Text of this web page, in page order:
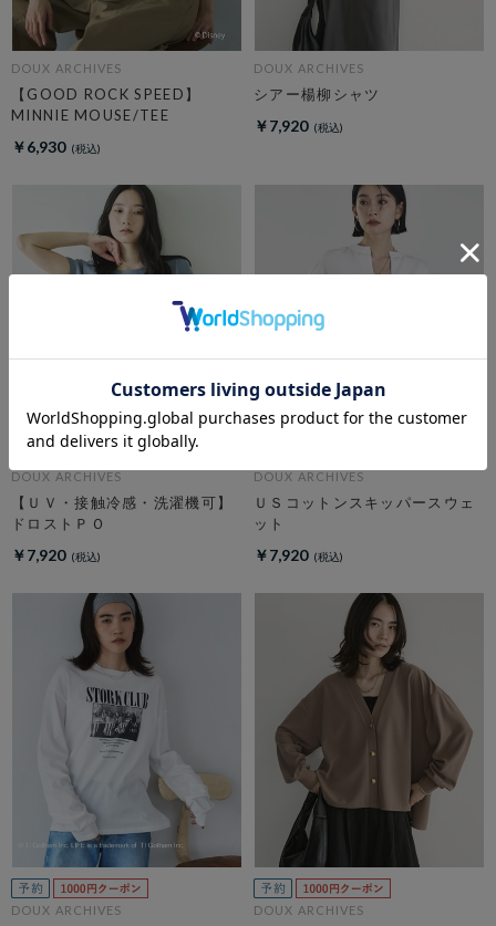
DOUX ARCHIVES
【GOOD ROCK SPEED】
MINNIE MOUSE/TEE
￥6,930
DOUX ARCHIVES
シアー楊柳シャツ
￥7,920
DOUX ARCHIVES
【ＵＶ・接触冷感・洗濯機可】
ドロストＰＯ
￥7,920
DOUX ARCHIVES
ＵＳコットンスキッパースウェ
ット
￥7,920
DOUX ARCHIVES DOUX ARCHIVES